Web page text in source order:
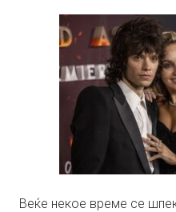
Веќе некое време се